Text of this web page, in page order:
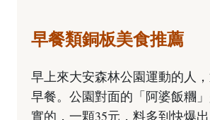
早餐類銅板美食推薦
早上來大安森林公園運動的人
早餐。公園對面的「阿婆飯糰
實的，一顆35元，料多到快爆